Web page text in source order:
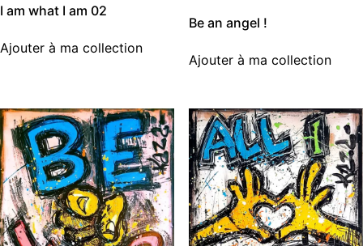
I am what I am 02
Ajouter à ma collection
Be an angel !
Ajouter à ma collection